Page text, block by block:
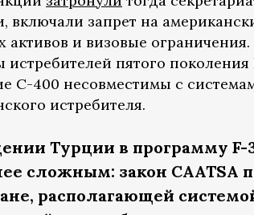
запрет на
активов и визовые
пятого
С-400 несовместимы с
истребителя.
Турции в программу F-
сложным: закон CAATSA
располагающей